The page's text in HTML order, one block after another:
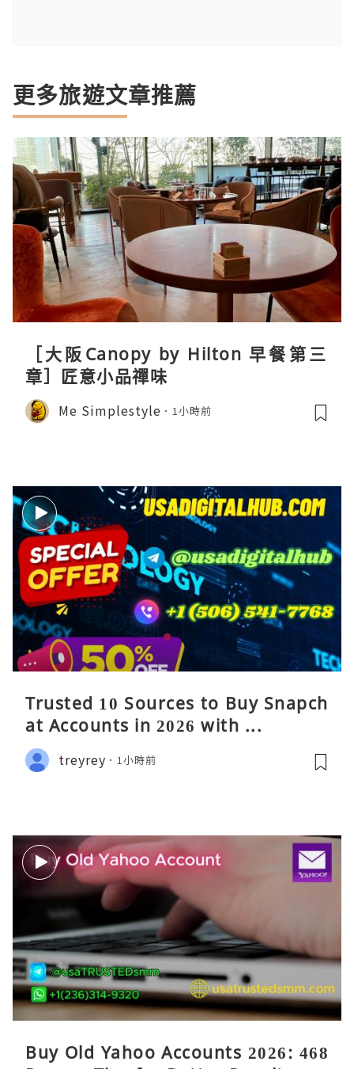
更多旅遊文章推薦
［大阪Canopy by Hilton 早餐第三
章］匠意小品禪味
Me Simplestyle 1小時前
Trusted 10 Sources to Buy Snapch
at Accounts in 2026 with ...
treyrey 1小時前
Buy Old Yahoo Accounts 2026: 468